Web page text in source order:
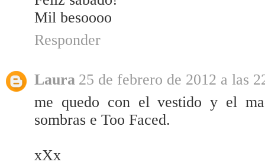
Mil besoooo
Responder
Laura 25 de febrero de 2012 a las
me quedo con el vestido y el
sombras e Too Faced.
xXx